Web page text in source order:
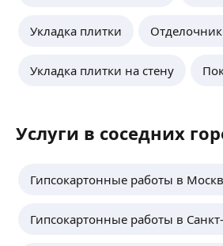
Укладка плитки
Укладка плитки на стену
Услуги в соседних
Гипсокартонные работы в
Гипсокартонные работы в